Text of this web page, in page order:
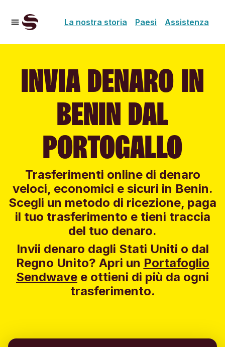
La nostra storia Paesi Assistenza
INVIA DENARO IN
BENIN DAL
PORTOGALLO
Trasferimenti online di denaro
veloci, economici e sicuri in Benin.
Scegli un metodo di ricezione, paga
il tuo trasferimento e tieni traccia
del tuo denaro.
Invii denaro dagli Stati Uniti o dal
Regno Unito? Apri un Portafoglio
Sendwave e ottieni di più da ogni
trasferimento.